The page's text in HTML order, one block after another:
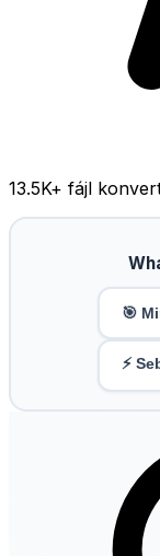
13.5K+ fájl
🎯
⚡